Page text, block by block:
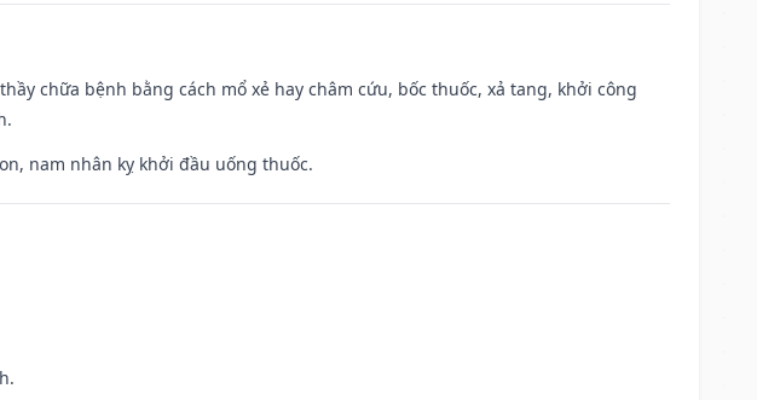
chữa bệnh bằng cách mổ xẻ hay châm cứu, bốc thuốc, xả tang, khởi công
nam nhân kỵ khởi đầu uống thuốc.